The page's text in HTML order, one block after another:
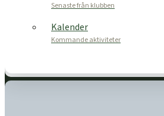
Senaste från klubben
Kalender
Kommande aktiviteter